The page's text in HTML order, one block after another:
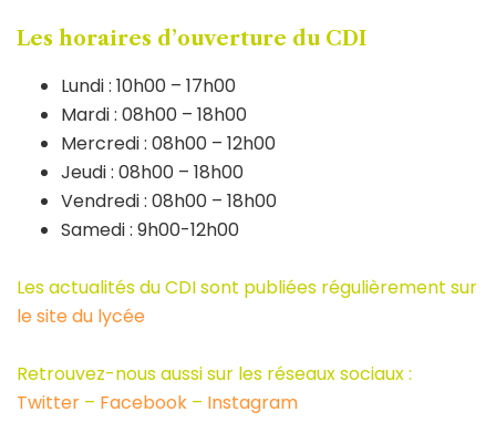
Les horaires d’ouverture du CDI
Lundi : 10h00 – 17h00
Mardi : 08h00 – 18h00
Mercredi : 08h00 – 12h00
Jeudi : 08h00 – 18h00
Vendredi : 08h00 – 18h00
Samedi : 9h00-12h00
Les actualités du CDI sont publiées régulièrement sur
le site du lycée
Retrouvez-nous aussi sur les réseaux sociaux :
Twitter – Facebook – Instagram